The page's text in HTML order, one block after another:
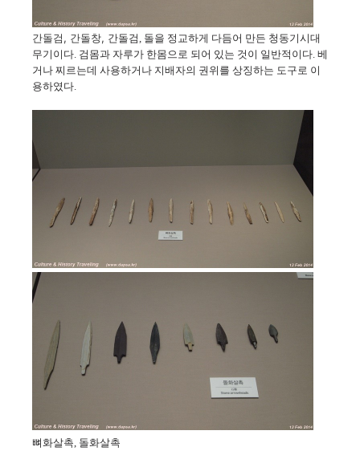
간돌검, 간돌창, 간돌검, 돌을 정교하게 다듬어 만든 청동기시대
무기이다. 검몸과 자루가 한몸으로 되어 있는 것이 일반적이다. 베
거나 찌르는데 사용하거나 지배자의 권위를 상징하는 도구로 이
용하였다.
뼈화살촉, 돌화살촉